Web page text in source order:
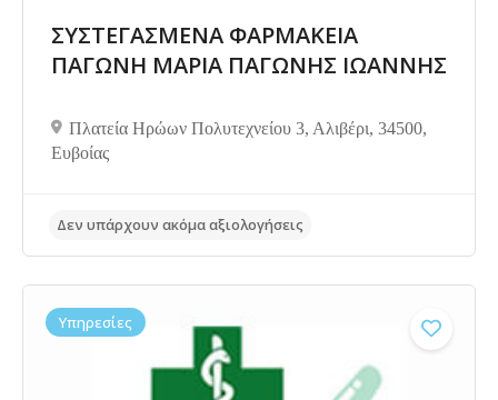
Δεν υπάρχουν ακόμα αξιολογήσεις
ΣΥΣΤΕΓΑΣΜΕΝΑ ΦΑΡΜΑΚΕΙΑ
ΠΑΓΩΝΗ ΜΑΡΙΑ ΠΑΓΩΝΗΣ ΙΩΑΝΝΗΣ
Πλατεία Ηρώων Πολυτεχνείου 3, Αλιβέρι, 34500,
Ευβοίας
Υπηρεσίες